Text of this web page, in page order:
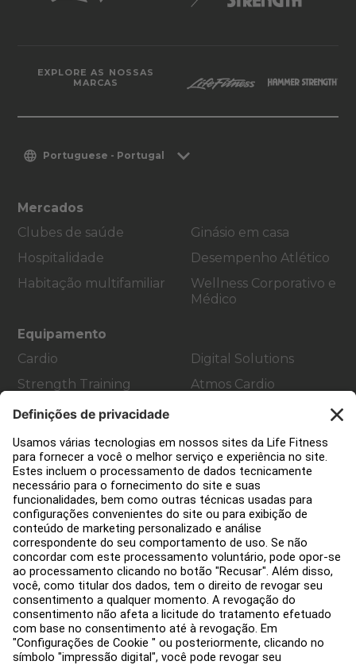
EXPLORE AS NOSSAS
MARCAS
Portuguese - Portugal
Mercados
Clubes de saúde
Hospitalidade
Habitação multifamiliar
Ginásio em casa
Desempenho Atlético
Wellness Corporativo e
Médico
Equipamento
Cardio
Strength Training
Accessories
Digital Solutions
Atmos Cardio
Apoio ao cliente
Decoração de ginásios
Hub de Serviços
Centro de Educação
Sobre nós
Encontre um distribuidor
Encontre uma loja
Avisos legais